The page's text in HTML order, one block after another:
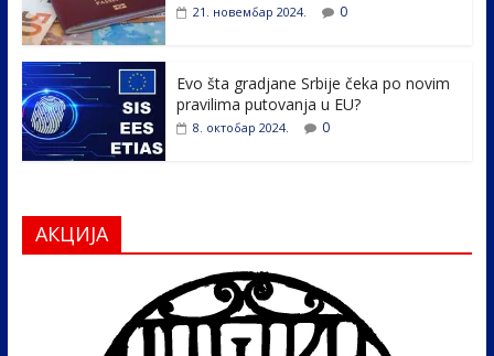
21. новембар 2024. 0
Evo šta gradjane Srbije čeka po novim
pravilima putovanja u EU?
8. октобар 2024. 0
АКЦИЈА